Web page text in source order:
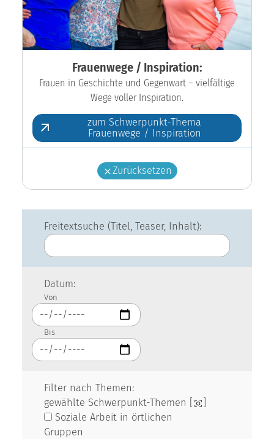
Frauenwege / Inspiration:
Frauen in Geschichte und Gegenwart – vielfältige
Wege voller Inspiration.
zum Schwerpunkt-Thema
Frauenwege / Inspiration
Zurücksetzen
Freitextsuche (Titel, Teaser, Inhalt):
Datum:
Von
Bis
Filter nach Themen:
gewählte Schwerpunkt-Themen [
Soziale Arbeit in örtlichen
Gruppen